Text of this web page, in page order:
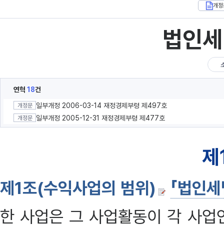
개정
법인
연혁 18건
개정문 일부개정 2006-03-14 재정경제부령 제497호
개정문 일부개정 2005-12-31 재정경제부령 제477호
제1조(수익사업의 범위)
「법인
한 사업은 그 사업활동이 각 사업